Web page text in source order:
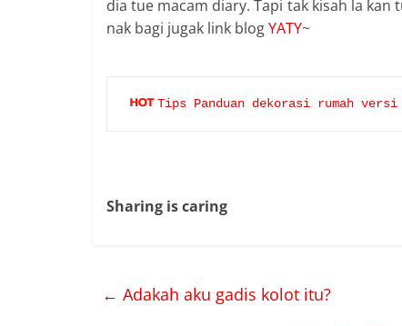
dia tue macam diary. Tapi tak kisah la
nak bagi jugak link blogYATY~
Tips Panduan dekorasi rumah
Sharing is caring
← Adakah aku gadis kolot itu?